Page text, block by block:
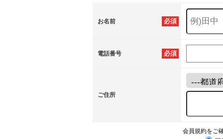
必須
お名前
必須
電話番号
ご住所
会員規約をご